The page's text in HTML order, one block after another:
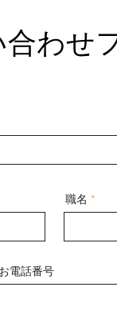
合わせ
職名
お電話番号